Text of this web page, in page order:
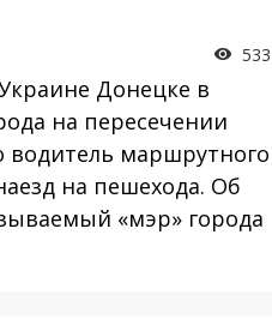
533
Донецке в
на пересечении
водитель маршрутного
на пешехода. Об
«мэр» города